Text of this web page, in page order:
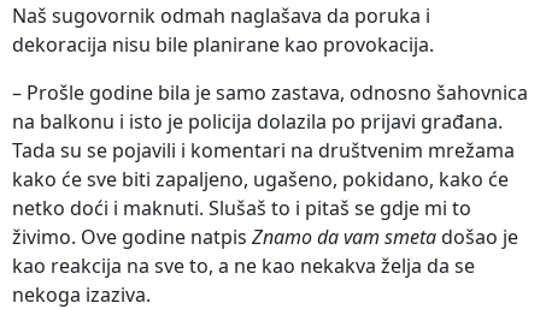
Naš sugovornik odmah naglašava da poruka i
dekoracija nisu bile planirane kao provokacija.
– Prošle godine bila je samo zastava, odnosno šahovnica
na balkonu i isto je policija dolazila po prijavi građana.
Tada su se pojavili i komentari na društvenim mrežama
kako će sve biti zapaljeno, ugašeno, pokidano, kako će
netko doći i maknuti. Slušaš to i pitaš se gdje mi to
živimo. Ove godine natpis Znamo da vam smetadošao je
kao reakcija na sve to, a ne kao nekakva želja da se
nekoga izaziva.